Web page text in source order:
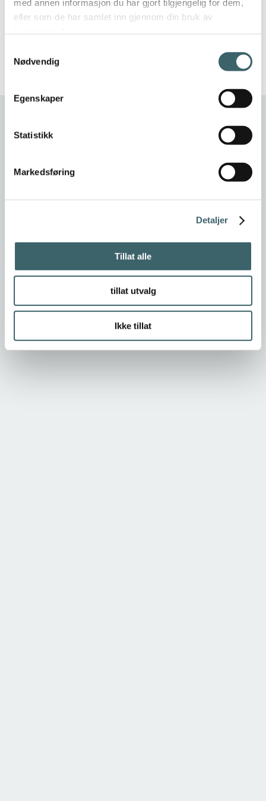
med annen informasjon du har gjort tilgjengelig for dem,
eller som de har samlet inn gjennom din bruk av
Nødvendig
Egenskaper
Statistikk
Markedsføring
Detaljer
Tillat alle
tillat utvalg
Ikke tillat
med prosjektleder.
Send en e-post
+47 475 08 228